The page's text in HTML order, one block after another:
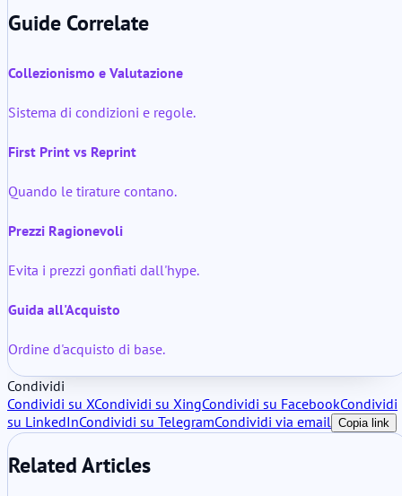
Guide Correlate
Collezionismo e Valutazione
Sistema di condizioni e regole.
First Print vs Reprint
Quando le tirature contano.
Prezzi Ragionevoli
Evita i prezzi gonfiati dall'hype.
Guida all'Acquisto
Ordine d'acquisto di base.
Condividi
Condividi su XCondividi su XingCondividi su FacebookCondividi
su LinkedInCondividi su TelegramCondividi via email Copia link
Related Articles